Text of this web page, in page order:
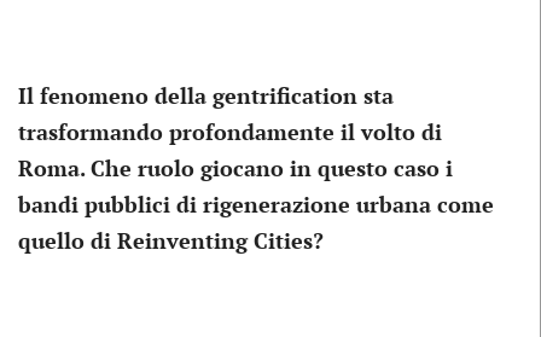
Il fenomeno della gentrification sta
trasformando profondamente il volto di
Roma. Che ruolo giocano in questo caso i
bandi pubblici di rigenerazione urbana come
quello di Reinventing Cities?